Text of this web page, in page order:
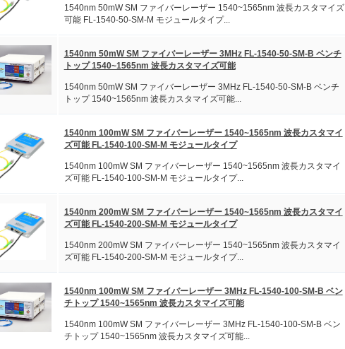
1540nm 50mW SM ファイバーレーザー 1540~1565nm 波長カスタマイズ
可能 FL-1540-50-SM-M モジュールタイプ...
1540nm 50mW SM ファイバーレーザー 3MHz FL-1540-50-SM-B ベンチ
トップ 1540~1565nm 波長カスタマイズ可能
1540nm 50mW SM ファイバーレーザー 3MHz FL-1540-50-SM-B ベンチ
トップ 1540~1565nm 波長カスタマイズ可能...
1540nm 100mW SM ファイバーレーザー 1540~1565nm 波長カスタマイ
ズ可能 FL-1540-100-SM-M モジュールタイプ
1540nm 100mW SM ファイバーレーザー 1540~1565nm 波長カスタマイ
ズ可能 FL-1540-100-SM-M モジュールタイプ...
1540nm 200mW SM ファイバーレーザー 1540~1565nm 波長カスタマイ
ズ可能 FL-1540-200-SM-M モジュールタイプ
1540nm 200mW SM ファイバーレーザー 1540~1565nm 波長カスタマイ
ズ可能 FL-1540-200-SM-M モジュールタイプ...
1540nm 100mW SM ファイバーレーザー 3MHz FL-1540-100-SM-B ベン
チトップ 1540~1565nm 波長カスタマイズ可能
1540nm 100mW SM ファイバーレーザー 3MHz FL-1540-100-SM-B ベン
チトップ 1540~1565nm 波長カスタマイズ可能...